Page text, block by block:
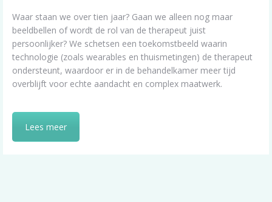
Waar staan we over tien jaar? Gaan we alleen nog maar
beeldbellen of wordt de rol van de therapeut juist
persoonlijker? We schetsen een toekomstbeeld waarin
technologie (zoals wearables en thuismetingen) de therapeut
ondersteunt, waardoor er in de behandelkamer meer tijd
overblijft voor echte aandacht en complex maatwerk.
Lees meer